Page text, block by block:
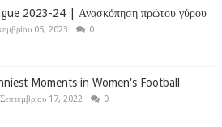
2023-24 | Ανασκόπηση πρώτου γύρου
05, 2023 0
Moments in Women's Football
17, 2022 0